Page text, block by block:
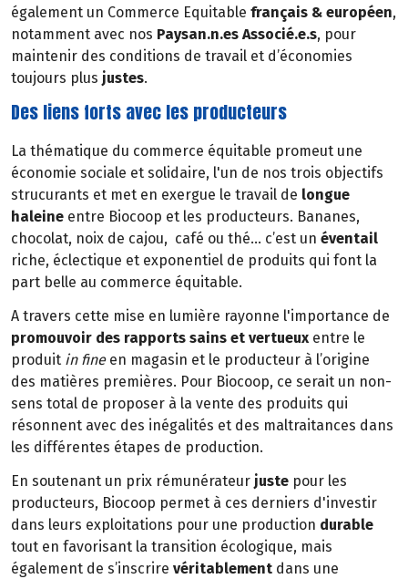
également un Commerce Equitable français & européen,
notamment avec nos Paysan.n.es Associé.e.s, pour
maintenir des conditions de travail et d’économies
toujours plus justes.
Des liens forts avec les producteurs
La thématique du commerce équitable promeut une
économie sociale et solidaire, l'un de nos trois objectifs
strucurants et met en exergue le travail de longue
haleine entre Biocoop et les producteurs. Bananes,
chocolat, noix de cajou, café ou thé… c’est un éventail
riche, éclectique et exponentiel de produits qui font la
part belle au commerce équitable.
A travers cette mise en lumière rayonne l'importance de
promouvoir des rapports sains et vertueux entre le
produit in fineen magasin et le producteur à l’origine
des matières premières. Pour Biocoop, ce serait un non-
sens total de proposer à la vente des produits qui
résonnent avec des inégalités et des maltraitances dans
les différentes étapes de production.
En soutenant un prix rémunérateur juste pour les
producteurs, Biocoop permet à ces derniers d'investir
dans leurs exploitations pour une production durable
tout en favorisant la transition écologique, mais
également de s’inscrire véritablement dans une